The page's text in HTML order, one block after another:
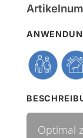
Optimal